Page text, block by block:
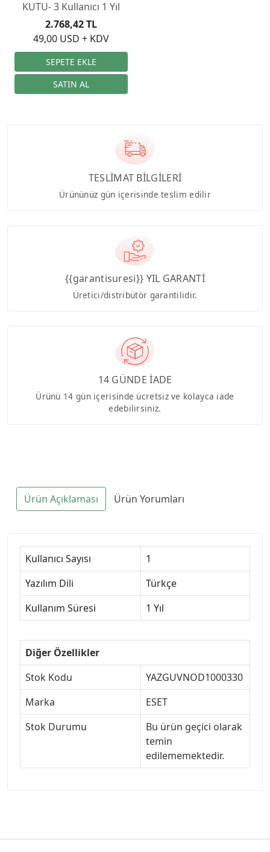
KUTU- 3 Kullanıcı 1 Yıl
49,00 USD + KDV
2.768,42 TL
TESLİMAT BİLGİLERİ
Ürününüz gün içerisinde teslim edilir
{{garantisuresi}} YIL GARANTİ
Üretici/distribütör garantilidir.
14 GÜNDE İADE
Ürünü 14 gün içerisinde ücretsiz ve kolayca iade
edebilirsiniz.
Ürün Açıklaması Ürün Yorumları
Kullanıcı Sayısı
1
Yazılım Dili
Türkçe
Kullanım Süresi
1 Yıl
Diğer Özellikler
Stok Kodu
YAZGUVNOD1000330
Marka
ESET
Stok Durumu
Bu ürün geçici olarak
temin
edilememektedir.